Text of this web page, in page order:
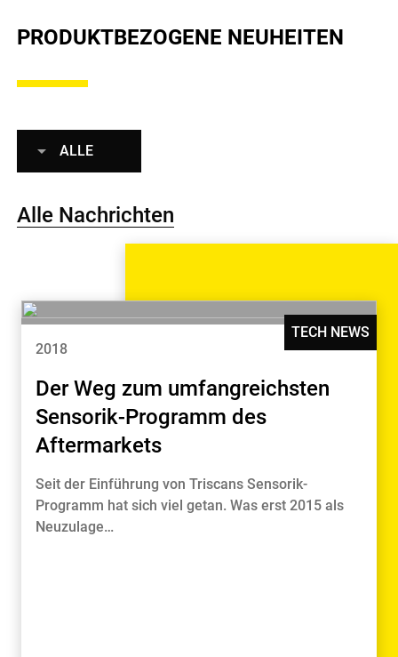
PRODUKTBEZOGENE NEUHEITEN
ALLE
Alle Nachrichten
TECH NEWS
2018
Der Weg zum umfangreichsten
Sensorik-Programm des
Aftermarkets
Seit der Einführung von Triscans Sensorik-
Programm hat sich viel getan. Was erst 2015 als
Neuzulage…